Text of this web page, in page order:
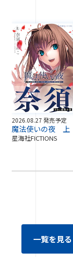
2026.08.27 発売予定
魔法使いの夜 上
星海社FICTIONS
一覧を見る